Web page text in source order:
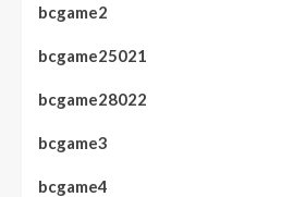
bcgame2
bcgame25021
bcgame28022
bcgame3
bcgame4